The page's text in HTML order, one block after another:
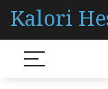
Kalori